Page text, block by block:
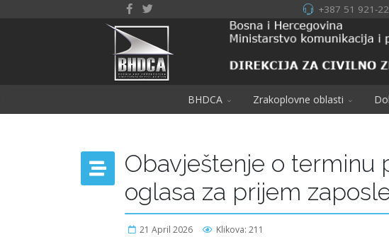
+387 51 921-
BHDCA Zrakoplovne oblasti
Obavještenje o terminu
oglasa za prijem
21 April 2026 Klikova: 211